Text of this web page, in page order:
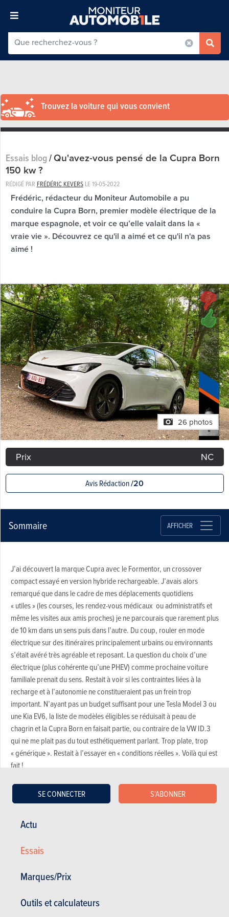
Actu
Essais
Marques/Prix
Outils et calculateurs
SE CONNECTER S'ABONNER
Trouvez la voiture qui vous convient
Essais blog/Qu'avez-vous pensé de la Cupra Born
150 kw ?
RÉDIGÉ PAR FRÉDÉRIC KEVERSLE19-05-2022
Frédéric, rédacteur du Moniteur Automobile a pu
conduire la Cupra Born, premier modèle électrique de la
marque espagnole, et voir ce qu’elle valait dans la «
vraie vie ». Découvrez ce qu'il a aimé et ce qu'il n'a pas
aimé !
26 photos
Prix NC
Avis Rédaction/20
Sommaire AFFICHER
J’ai découvert la marque Cupra avec le Formentor, un crossover
compact essayé en version hybride rechargeable. J’avais alors
remarqué que dans le cadre de mes déplacements quotidiens
« utiles » (les courses, les rendez-vous médicaux ou administratifs et
même les visites aux amis proches) je ne parcourais que rarement plus
de 10 km dans un sens puis dans l’autre. Du coup, rouler en mode
électrique sur des itinéraires principalement urbains ou environnants
s’était avéré très agréable et reposant. La question du choix d’une
électrique (plus cohérente qu’une PHEV) comme prochaine voiture
familiale prenait du sens. Restait à voir si les contraintes liées à la
recharge et à l’autonomie ne constitueraient pas un frein trop
important. N’ayant pas un budget suffisant pour une Tesla Model 3 ou
une Kia EV6, la liste de modèles éligibles se réduisait à peau de
chagrin et la Cupra Born en faisait partie, ou contraire de la VW ID.3
qui ne me plait pas du tout esthétiquement parlant. Trop plate, trop
« générique ». Restait à l’essayer en « conditions réelles ». Voilà qui est
fait !